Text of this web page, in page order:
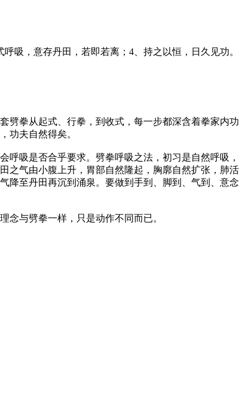
，意存丹田，若即若离；4、持之以恒，日久见功。
拳从起式、行拳，到收式，每一步都深含着拳家内功
功夫自然得矣。
吸是否合乎要求。劈拳呼吸之法，初习是自然呼吸，
之气由小腹上升，胃部自然隆起，胸廓自然扩张，肺活
降至丹田再沉到涌泉。要做到手到、脚到、气到、意念
与劈拳一样，只是动作不同而已。